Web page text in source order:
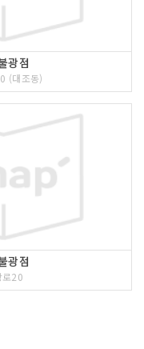
광점
(대조동)
광점
로20